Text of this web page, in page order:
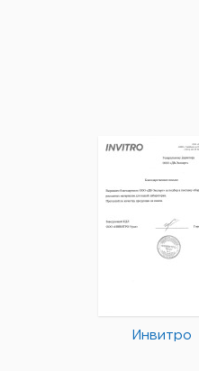
Инвитро